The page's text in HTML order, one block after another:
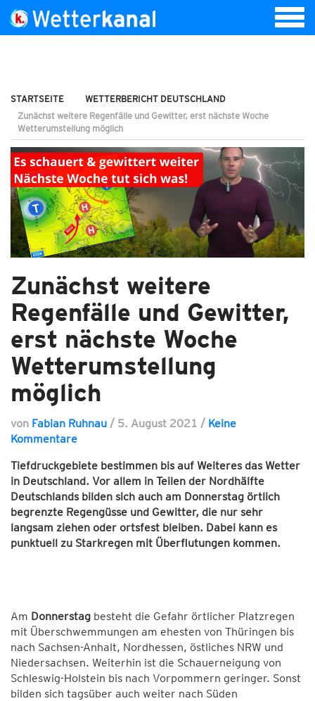
STARTSEITE
WETTERBERICHT DEUTSCHLAND
Zunächst weitere Regenfälle und Gewitter, erst nächste Woche
Wetterumstellung möglich
Zunächst weitere
Regenfälle und Gewitter,
erst nächste Woche
Wetterumstellung
möglich
von Fabian Ruhnau / 5. August 2021 / Keine
Kommentare
Tiefdruckgebiete bestimmen bis auf Weiteres das Wetter
in Deutschland. Vor allem in Teilen der Nordhälfte
Deutschlands bilden sich auch am Donnerstag örtlich
begrenzte Regengüsse und Gewitter, die nur sehr
langsam ziehen oder ortsfest bleiben. Dabei kann es
punktuell zu Starkregen mit Überflutungen kommen.
Am Donnerstag besteht die Gefahr örtlicher Platzregen
mit Überschwemmungen am ehesten von Thüringen bis
nach Sachsen-Anhalt, Nordhessen, östliches NRW und
Niedersachsen. Weiterhin ist die Schauerneigung von
Schleswig-Holstein bis nach Vorpommern geringer. Sonst
bilden sich tagsüber auch weiter nach Süden